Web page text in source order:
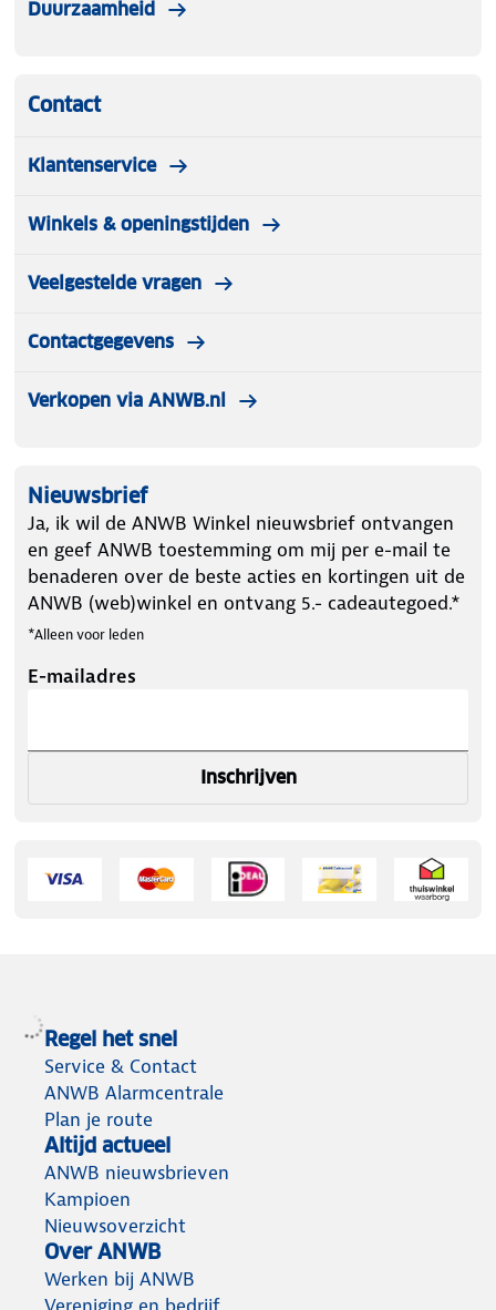
Duurzaamheid
Contact
Klantenservice
Winkels & openingstijden
Veelgestelde vragen
Contactgegevens
Verkopen via ANWB.nl
Nieuwsbrief
Ja, ik wil de ANWB Winkel nieuwsbrief ontvangen
en geef ANWB toestemming om mij per e-mail te
benaderen over de beste acties en kortingen uit de
ANWB (web)winkel en ontvang 5.- cadeautegoed.*
*Alleen voor leden
E-mailadres
Inschrijven
Regel het snel
Service & Contact
ANWB Alarmcentrale
Plan je route
Altijd actueel
ANWB nieuwsbrieven
Kampioen
Nieuwsoverzicht
Over ANWB
Werken bij ANWB